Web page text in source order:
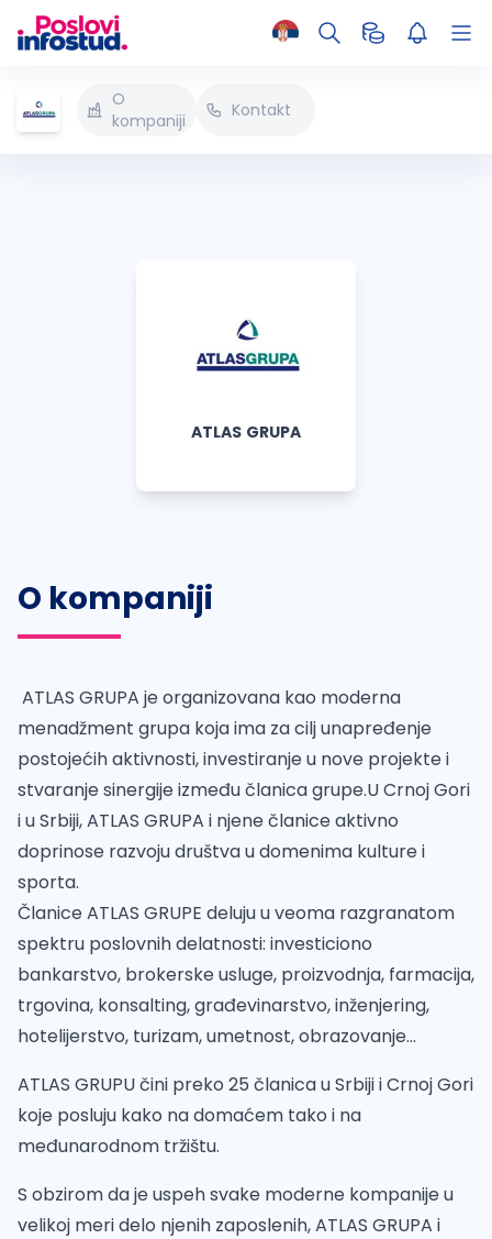
O
kompaniji
Kontakt
ATLAS GRUPA
O kompaniji
ATLAS GRUPA je organizovana kao moderna
menadžment grupa koja ima za cilj unapređenje
postojećih aktivnosti, investiranje u nove projekte i
stvaranje sinergije između članica grupe.U Crnoj Gori
i u Srbiji, ATLAS GRUPA i njene članice aktivno
doprinose razvoju društva u domenima kulture i
sporta.
Članice ATLAS GRUPE deluju u veoma razgranatom
spektru poslovnih delatnosti: investiciono
bankarstvo, brokerske usluge, proizvodnja, farmacija,
trgovina, konsalting, građevinarstvo, inženjering,
hotelijerstvo, turizam, umetnost, obrazovanje...
ATLAS GRUPU čini preko 25 članica u Srbiji i Crnoj Gori
koje posluju kako na domaćem tako i na
međunarodnom tržištu.
S obzirom da je uspeh svake moderne kompanije u
velikoj meri delo njenih zaposlenih, ATLAS GRUPA i